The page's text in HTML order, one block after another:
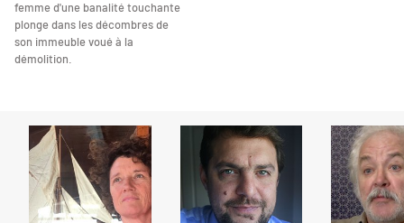
femme d'une banalité touchante
plonge dans les décombres de
son immeuble voué à la
démolition.